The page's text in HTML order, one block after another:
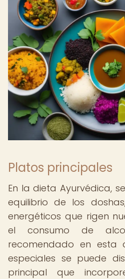
Platos principales
En la dieta Ayurvédica,
equilibrio de los
energéticos que rigen
el consumo de
recomendado en esta
especiales se puede
principal que